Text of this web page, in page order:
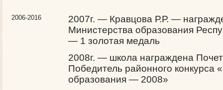
2006-2016
2007г. — Кравцова Р.Р. —
Министерства образования
— 1 золотая медаль
2008г. — школа награждена
Победитель районного конкурса
образования — 2008»